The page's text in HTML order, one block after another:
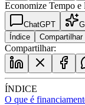
Economize Tempo e
ChatGPT
Índice
Compartilhar
Compartilhar:
ÍNDICE
O que é